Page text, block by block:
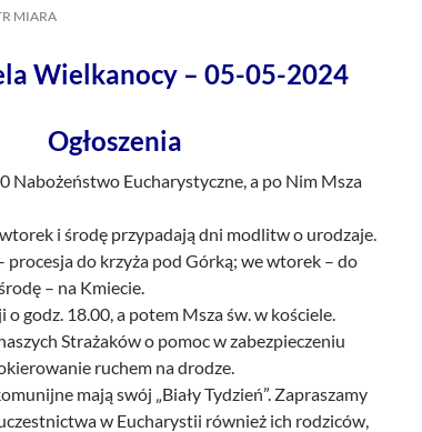
MIARA
Wielkanocy – 05-05-2024
Ogłoszenia
Nabożeństwo Eucharystyczne, a po Nim Msza
i środę przypadają dni modlitw o urodzaje.
procesja do krzyża pod Górką; we wtorek – do
– na Kmiecie.
o godz. 18.00, a potem Msza św. w kościele.
Strażaków o pomoc w zabezpieczeniu
ruchem na drodze.
mają swój „Biały Tydzień”. Zapraszamy
w Eucharystii również ich rodziców,